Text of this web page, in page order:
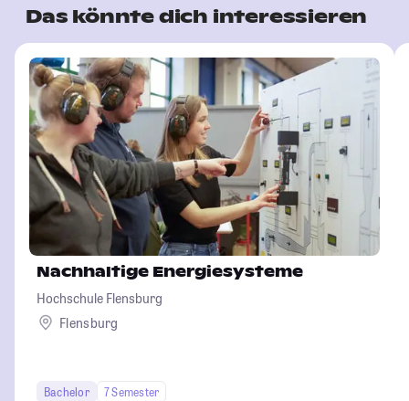
Das könnte dich interessieren
Nachhaltige Energiesysteme
Hochschule Flensburg
Flensburg
Bachelor
7 Semester